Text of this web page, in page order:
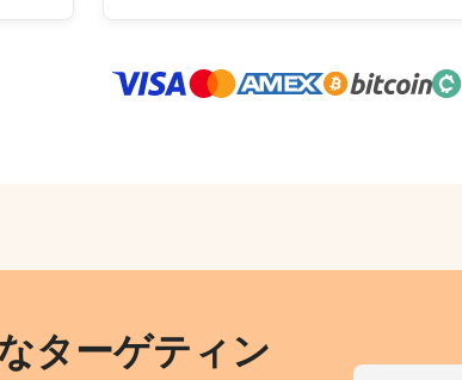
ターゲティン